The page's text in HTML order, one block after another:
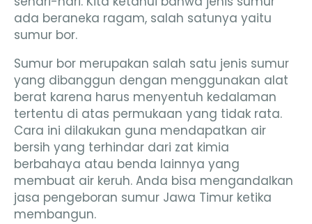
ada beraneka ragam, salah satunya yaitu
sumur bor.
Sumur bor merupakan salah satu jenis sumur
yang dibanggun dengan menggunakan alat
berat karena harus menyentuh kedalaman
tertentu di atas permukaan yang tidak rata.
Cara ini dilakukan guna mendapatkan air
bersih yang terhindar dari zat kimia
berbahaya atau benda lainnya yang
membuat air keruh. Anda bisa mengandalkan
jasa pengeboran sumur Jawa Timur ketika
membangun.